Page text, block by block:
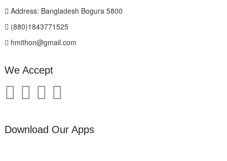
Address: Bangladesh Bogura 5800
(880)1843771525
hmithon@gmail.com
We Accept
Download Our Apps